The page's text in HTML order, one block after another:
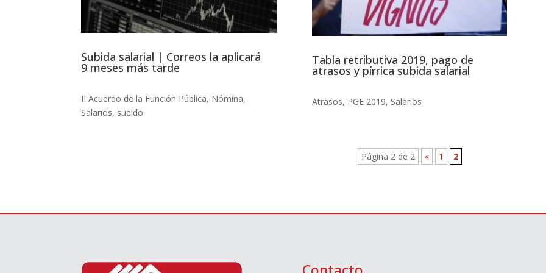
Subida salarial | Correos la aplicará
9 meses más tarde
II Acuerdo de la Función Pública, Nómina,
Salarios, sueldo
Tabla retributiva 2019, pago de
atrasos y pírrica subida salarial
Atrasos, PGE 2019, Salarios
Página 2 de 2 « 1 2